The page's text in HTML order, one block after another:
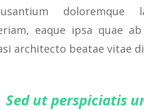
eaque ipsa quae
architecto beatae vitae
Sed ut perspiciatis